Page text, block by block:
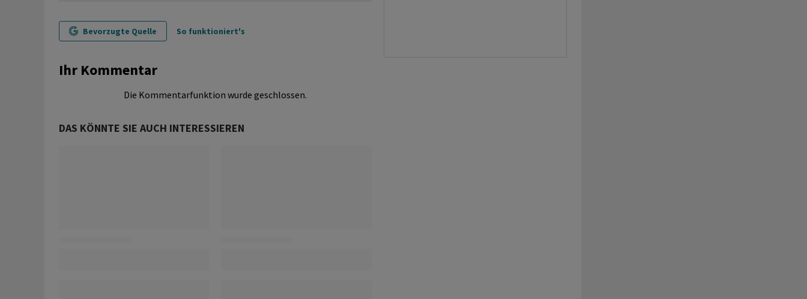
Bevorzugte Quelle So funktioniert's
Ihr Kommentar
Die Kommentarfunktion wurde geschlossen.
DAS KÖNNTE SIE AUCH INTERESSIEREN